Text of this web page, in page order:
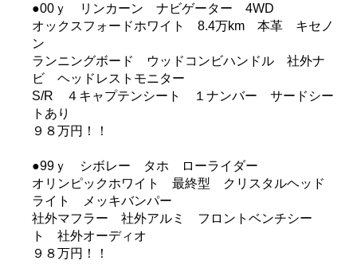
●00ｙ リンカーン ナビゲーター 4WD
オックスフォードホワイト 8.4万km 本革 キセノ
ン
ランニングボード ウッドコンビハンドル 社外ナ
ビ ヘッドレストモニター
S/R ４キャプテンシート １ナンバー サードシー
トあり
９８万円！！
●99ｙ シボレー タホ ローライダー
オリンピックホワイト 最終型 クリスタルヘッド
ライト メッキバンパー
社外マフラー 社外アルミ フロントベンチシー
ト 社外オーディオ
９８万円！！